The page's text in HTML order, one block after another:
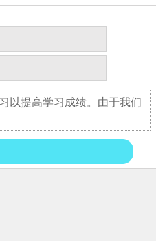
以提高学习成绩。由于我们